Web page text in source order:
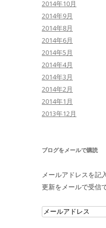
2014年10月
2014年9月
2014年8月
2014年6月
2014年5月
2014年4月
2014年3月
2014年2月
2014年1月
2013年12月
ブログをメールで購読
メールアドレスを記
更新をメールで受信